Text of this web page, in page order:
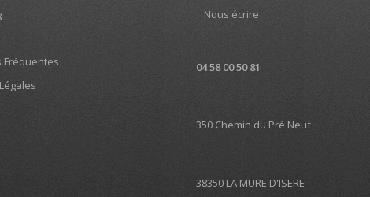
Fréquentes
Nous écrire
04 58 00 50 81
350 Chemin du Pré Neuf
38350 LA MURE D'ISERE